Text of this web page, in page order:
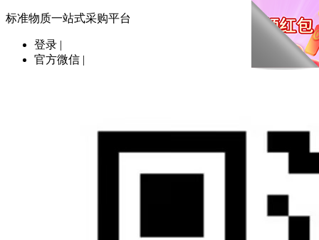
标准物质一站式采购平台
登录 |
官方微信 |